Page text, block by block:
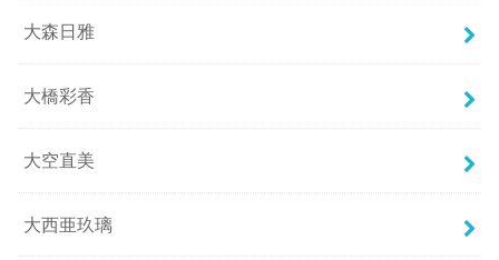
大森日雅
大橋彩香
大空直美
大西亜玖璃